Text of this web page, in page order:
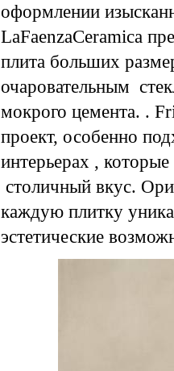
оформлении
LaFaenzaCeramica
плита больших
очаровательным
мокрого цемента. .
проект, особенно
интерьерах ,
столичный вкус.
каждую плитку
эстетические